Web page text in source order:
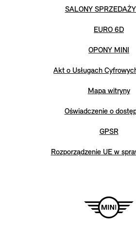
SALONY SPRZEDAŻY
EURO 6D
OPONY MINI
Akt o Usługach
Mapa witryny
Oświadczenie o
GPSR
Rozporządzenie UE w